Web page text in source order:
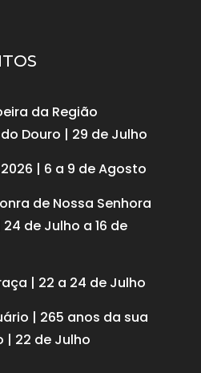
da Região
Douro | 29 de Julho
| 6 a 9 de Agosto
de Nossa Senhora
de Julho a 16 de
| 22 a 24 de Julho
| 265 anos da sua
| 22 de Julho